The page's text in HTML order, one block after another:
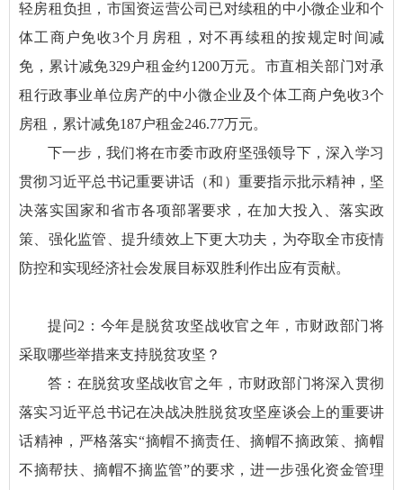
轻房租负担，市国资运营公司已对续租的中小微企业和个
体工商户免收3个月房租，对不再续租的按规定时间减
免，累计减免329户租金约1200万元。市直相关部门对承
租行政事业单位房产的中小微企业及个体工商户免收3个
房租，累计减免187户租金246.77万元。
下一步，我们将在市委市政府坚强领导下，深入学习
贯彻习近平总书记重要讲话（和）重要指示批示精神，坚
决落实国家和省市各项部署要求，在加大投入、落实政
策、强化监管、提升绩效上下更大功夫，为夺取全市疫情
防控和实现经济社会发展目标双胜利作出应有贡献。
提问2：今年是脱贫攻坚战收官之年，市财政部门将
采取哪些举措来支持脱贫攻坚？
答：在脱贫攻坚战收官之年，市财政部门将深入贯彻
落实习近平总书记在决战决胜脱贫攻坚座谈会上的重要讲
话精神，严格落实“摘帽不摘责任、摘帽不摘政策、摘帽
不摘帮扶、摘帽不摘监管”的要求，进一步强化资金管理